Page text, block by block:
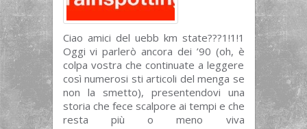
Ciao amici del uebb km state???1!1!1
Oggi vi parlerò ancora dei ’90 (oh, è
colpa vostra che continuate a leggere
così numerosi sti articoli del menga se
non la smetto), presentendovi una
storia che fece scalpore ai tempi e che
resta più o meno viva